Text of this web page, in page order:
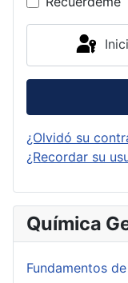
¿Olvidó su
¿Recordar su
Química
Fundamentos